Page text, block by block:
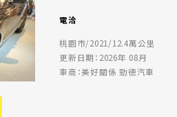
電洽
桃園市/2021/12.4萬公里
更新日期：2026年 08月
車商：美好關係 勁德汽車